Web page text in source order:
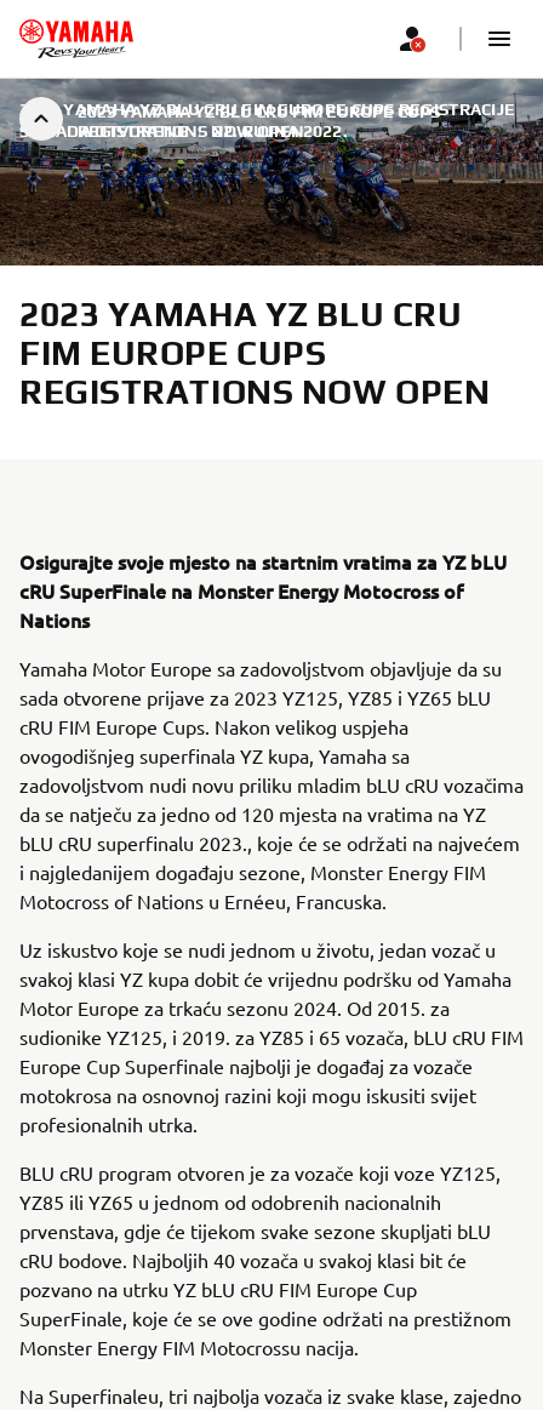
2023 YAMAHA YZ BLU CRU FIM EUROPE CUPS
REGISTRATIONS NOW OPEN
2023 YAMAHA YZ BLU CRU FIM EUROPE CUPS REGISTRACIJE
SU SADA OTVORENE | 22. RUJNA 2022.
2023 YAMAHA YZ BLU CRU
FIM EUROPE CUPS
REGISTRATIONS NOW OPEN
Osigurajte svoje mjesto na startnim vratima za YZ bLU
cRU SuperFinale na Monster Energy Motocross of
Nations
Yamaha Motor Europe sa zadovoljstvom objavljuje da su
sada otvorene prijave za 2023 YZ125, YZ85 i YZ65 bLU
cRU FIM Europe Cups. Nakon velikog uspjeha
ovogodišnjeg superfinala YZ kupa, Yamaha sa
zadovoljstvom nudi novu priliku mladim bLU cRU vozačima
da se natječu za jedno od 120 mjesta na vratima na YZ
bLU cRU superfinalu 2023., koje će se održati na najvećem
i najgledanijem događaju sezone, Monster Energy FIM
Motocross of Nations u Ernéeu, Francuska.
Uz iskustvo koje se nudi jednom u životu, jedan vozač u
svakoj klasi YZ kupa dobit će vrijednu podršku od Yamaha
Motor Europe za trkaću sezonu 2024. Od 2015. za
sudionike YZ125, i 2019. za YZ85 i 65 vozača, bLU cRU FIM
Europe Cup Superfinale najbolji je događaj za vozače
motokrosa na osnovnoj razini koji mogu iskusiti svijet
profesionalnih utrka.
BLU cRU program otvoren je za vozače koji voze YZ125,
YZ85 ili YZ65 u jednom od odobrenih nacionalnih
prvenstava, gdje će tijekom svake sezone skupljati bLU
cRU bodove. Najboljih 40 vozača u svakoj klasi bit će
pozvano na utrku YZ bLU cRU FIM Europe Cup
SuperFinale, koje će se ove godine održati na prestižnom
Monster Energy FIM Motocrossu nacija.
Na Superfinaleu, tri najbolja vozača iz svake klase, zajedno